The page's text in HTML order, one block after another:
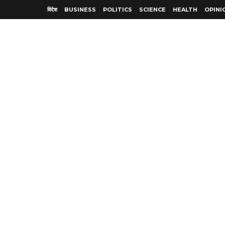
विदेश BUSINESS POLITICS SCIENCE HEALTH